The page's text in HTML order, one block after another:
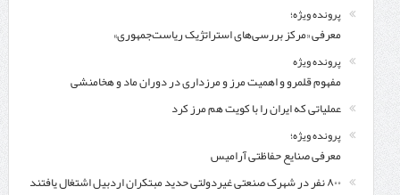
پرونده ویژه؛
معرفی «مرکز بررسی‌های استراتژیک ریاست‌جمهوری»
پرونده ویژه
مفهوم قلمرو و اهمیت مرز و مرزداری در دوران ماد و هخامنشی
عملیاتی که ایران را با کویت هم مرز کرد
پرونده ویژه؛
معرفی صنایع حفاظتی آرامیس
۸۰۰ نفر در شهرک صنعتی غیردولتی حدید مبتکران اردبیل اشتغال یافتند